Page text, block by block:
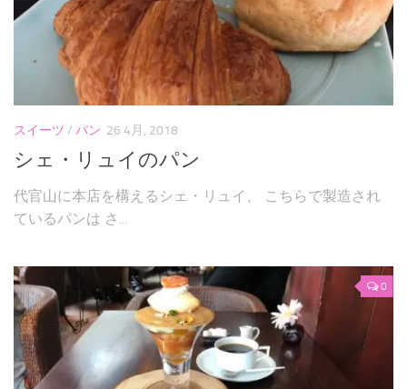
スイーツ / パン 26 4月, 2018
シェ・リュイのパン
代官山に本店を構えるシェ・リュイ、 こちらで製造され
ているパンは さ...
0